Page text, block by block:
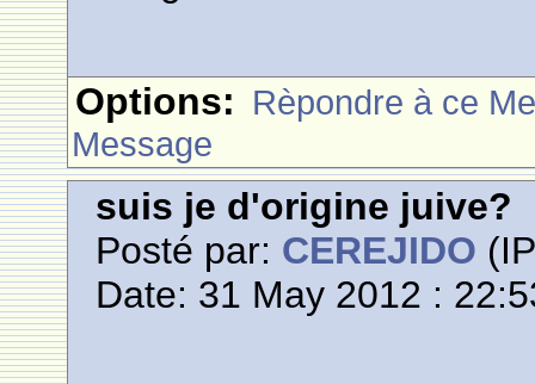
Options: Rèpondre à ce
Message
suis je d'origine juive?
Posté par: CEREJIDO
Date: 31 May 2012 :